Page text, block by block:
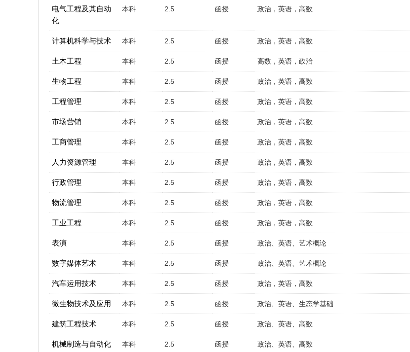
电气工程及其自动
化
本科 2.5 函授 政治，英语，高数
计算机科学与技术 本科 2.5 函授 政治，英语，高数
土木工程 本科 2.5 函授 高数，英语，政治
生物工程 本科 2.5 函授 政治，英语，高数
工程管理 本科 2.5 函授 政治，英语，高数
市场营销 本科 2.5 函授 政治，英语，高数
工商管理 本科 2.5 函授 政治，英语，高数
人力资源管理 本科 2.5 函授 政治，英语，高数
行政管理 本科 2.5 函授 政治，英语，高数
物流管理 本科 2.5 函授 政治，英语，高数
工业工程 本科 2.5 函授 政治，英语，高数
表演 本科 2.5 函授 政治、英语、艺术概论
数字媒体艺术 本科 2.5 函授 政治、英语、艺术概论
汽车运用技术 本科 2.5 函授 政治，英语，高数
微生物技术及应用 本科 2.5 函授 政治、英语、生态学基础
建筑工程技术 本科 2.5 函授 政治、英语、高数
机械制造与自动化 本科 2.5 函授 政治、英语、高数